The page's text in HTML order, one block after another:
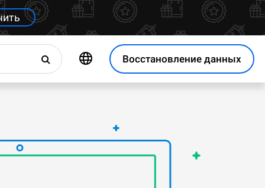
Восстановление данных